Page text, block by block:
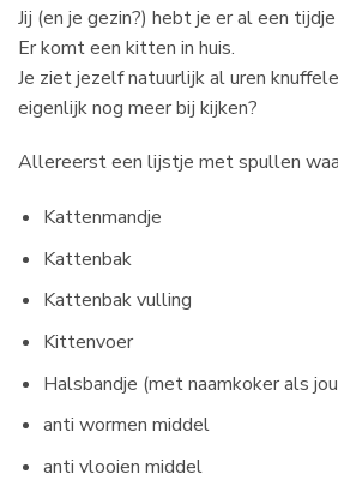
Jij (en je gezin?) hebt je er al een
Er komt een kitten in huis.
Je ziet jezelf natuurlijk al uren
eigenlijk nog meer bij kijken?
Allereerst een lijstje met spullen
Kattenmandje
Kattenbak
Kattenbak vulling
Kittenvoer
Halsbandje (met naamkoker als
anti wormen middel
anti vlooien middel